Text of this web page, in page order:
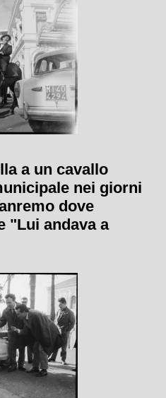
a un cavallo
nei giorni
dove
"Lui andava a